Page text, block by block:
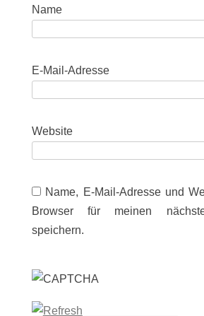
E-Mail-
Website
Name, E-Mail-Adresse und
Browser für meinen
speichern.